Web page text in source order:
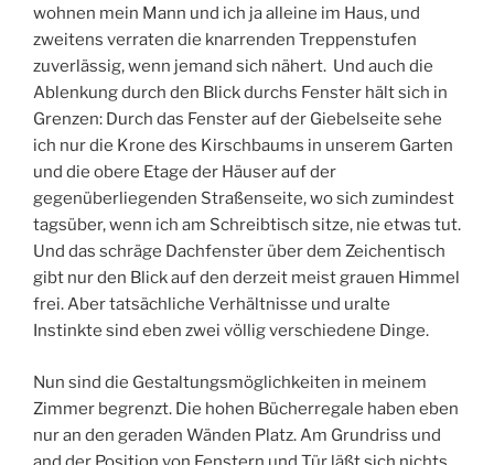
wohnen mein Mann und ich ja alleine im Haus, und
zweitens verraten die knarrenden Treppenstufen
zuverlässig, wenn jemand sich nähert. Und auch die
Ablenkung durch den Blick durchs Fenster hält sich in
Grenzen: Durch das Fenster auf der Giebelseite sehe
ich nur die Krone des Kirschbaums in unserem Garten
und die obere Etage der Häuser auf der
gegenüberliegenden Straßenseite, wo sich zumindest
tagsüber, wenn ich am Schreibtisch sitze, nie etwas tut.
Und das schräge Dachfenster über dem Zeichentisch
gibt nur den Blick auf den derzeit meist grauen Himmel
frei. Aber tatsächliche Verhältnisse und uralte
Instinkte sind eben zwei völlig verschiedene Dinge.
Nun sind die Gestaltungsmöglichkeiten in meinem
Zimmer begrenzt. Die hohen Bücherregale haben eben
nur an den geraden Wänden Platz. Am Grundriss und